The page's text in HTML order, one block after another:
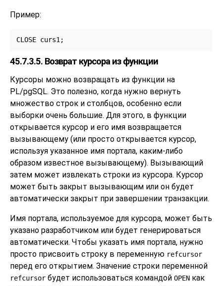
Пример:
CLOSE curs1;
45.7.3.5. Возврат курсора из функции
Курсоры можно возвращать из функции на
PL/pgSQL. Это полезно, когда нужно вернуть
множество строк и столбцов, особенно если
выборки очень большие. Для этого, в функции
открывается курсор и его имя возвращается
вызывающему (или просто открывается курсор,
используя указанное имя портала, каким-либо
образом известное вызывающему). Вызывающий
затем может извлекать строки из курсора. Курсор
может быть закрыт вызывающим или он будет
автоматически закрыт при завершении транзакции.
Имя портала, используемое для курсора, может быть
указано разработчиком или будет генерироваться
автоматически. Чтобы указать имя портала, нужно
просто присвоить строку в переменную refcursor
перед его открытием. Значение строки переменной
refcursor будет использоваться командой OPEN как